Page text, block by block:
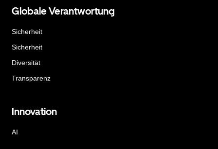
Globale Verantwortung
Sicherheit
Sicherheit
Diversität
Transparenz
Innovation
AI